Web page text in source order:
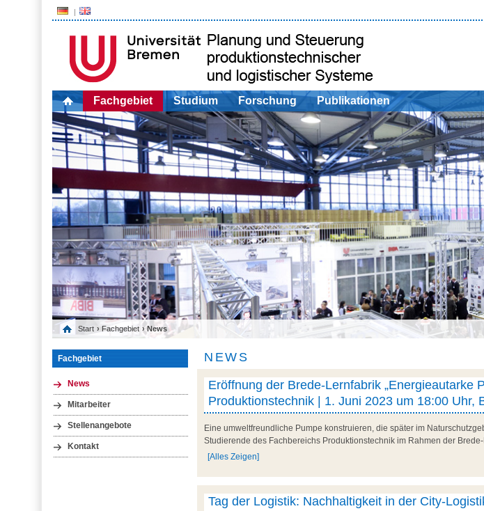
Fachgebiet Studium Forschung Publikationen
Start › Fachgebiet › News
Fachgebiet
News
Mitarbeiter
Stellenangebote
Kontakt
NEWS
Eröffnung der Brede-Lernfabrik „Energieautarke
Produktionstechnik | 1. Juni 2023 um 18:00 Uhr,
Eine umweltfreundliche Pumpe konstruieren, die später im
Studierende des Fachbereichs Produktionstechnik im Rahmen der
[Alles Zeigen]
Tag der Logistik: Nachhaltigkeit in der City-